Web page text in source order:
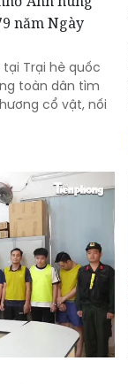
năm Ngày
Trại hè quốc
toàn dân tìm
cổ vật, nối